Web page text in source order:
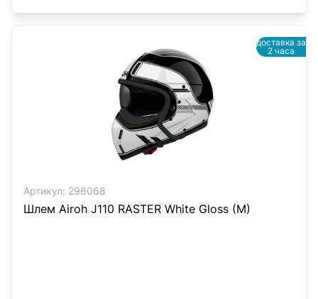
Артикул: 296068
Шлем Airoh J110 RASTER White Gloss (M)
доставка за
2 часа